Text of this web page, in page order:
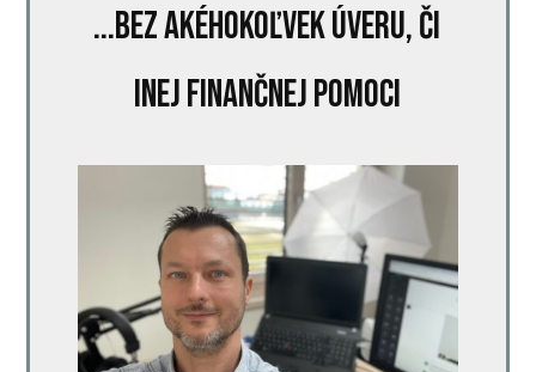
...bez akéhokoľvek úveru, či
inej finančnej pomoci